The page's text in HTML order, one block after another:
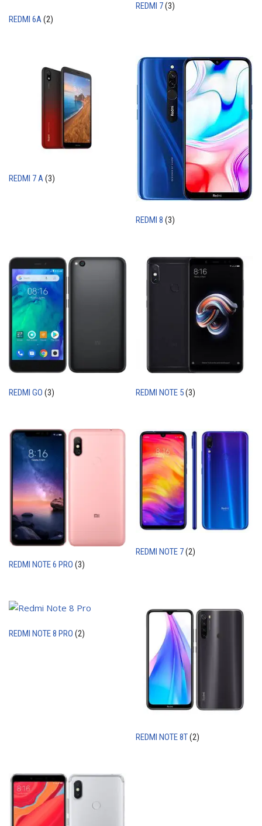
REDMI 6A(2)
REDMI 7(3)
REDMI 7 A(3)
REDMI 8(3)
REDMI GO (3) REDMI NOTE 5(3)
REDMI NOTE 6 PRO (3)
REDMI NOTE 7(2)
REDMI NOTE 8 PRO (2)
REDMI NOTE 8T(2)